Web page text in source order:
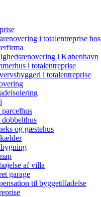
i totalentreprise
i København
i totalentreprise
i totalentreprise
og gæstehus
af villa
garage
til byggetilladelse